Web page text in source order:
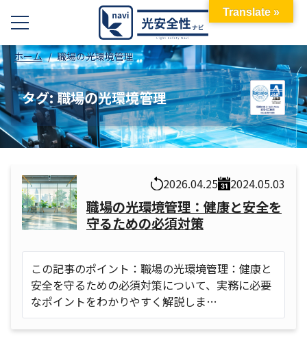
ホーム 職場の光環境管理
タグ:職場の光環境管理
2026.04.25 2024.05.03
職場の光環境管理：健康と安全を
守るための必須対策
この記事のポイント：職場の光環境管理：健康と
安全を守るための必須対策について、実務に必要
なポイントをわかりやすく解説しま…
Translate »